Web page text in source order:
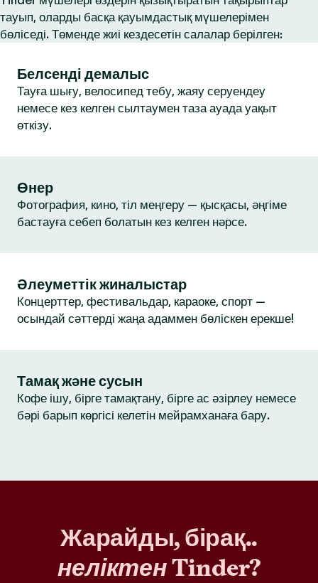
тауып, оларды басқа қауымдастық мүшелерімен
бөліседі. Төменде жиі кездесетін салалар берілген:
Белсенді демалыс
Тауға шығу, велосипед тебу, жаяу серуендеу
немесе кез келген сылтаумен таза ауада уақыт
өткізу.
Өнер
Фотография, кино, тіл меңгеру — қысқасы, әңгіме
бастауға себеп болатын кез келген нәрсе.
Әлеуметтік жиналыстар
Концерттер, фестивальдар, караоке, спорт —
осындай сәттерді жаңа адаммен бөліскен ерекше!
Тамақ және сусын
Кофе ішу, бірге тамақтану, бірге ас әзірлеу немесе
бәрі барып көргісі келетін мейрамханаға бару.
Жарайды, бірақ..
неліктенTinder?